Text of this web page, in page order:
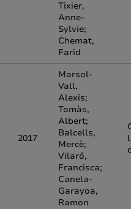
Tixier,
Anne-
Sylvie;
Chemat,
Farid
2017
Marsol-
Vall,
Alexis;
Tomàs,
Albert;
Balcells,
Mercè;
Vilaró,
Francisca;
Canela-
Garayoa,
Ramon